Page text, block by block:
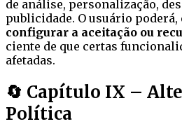
de análise, personalização,
publicidade. O usuário poderá,
configurar a aceitação ou
ciente de que certas
afetadas.
🔄 Capítulo IX –
Política